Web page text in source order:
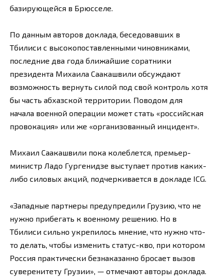
базирующейся в Брюсселе.
По данным авторов доклада, беседовавших в
Тбилиси с высокопоставленными чиновниками,
последние два года ближайшие соратники
президента Михаила Саакашвили обсуждают
возможность вернуть силой под свой контроль хотя
бы часть абхазской территории. Поводом для
начала военной операции может стать «российская
провокация» или же «организованный инцидент».
Михаил Саакашвили пока колеблется, премьер-
министр Ладо Гургенидзе выступает против каких-
либо силовых акций, подчеркивается в докладе ICG.
«Западные партнеры предупредили Грузию, что не
нужно прибегать к военному решению. Но в
Тбилиси сильно укрепилось мнение, что нужно что-
то делать, чтобы изменить статус-кво, при котором
Россия практически безнаказанно бросает вызов
суверенитету Грузии», — отмечают авторы доклада.